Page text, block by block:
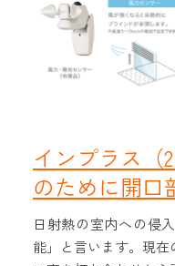
インプラス（
のために開口
日射熱の室内への侵
能」と言います。現